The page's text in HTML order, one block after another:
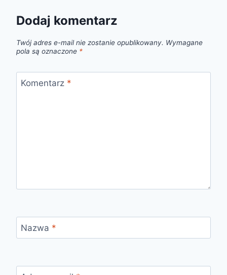
Dodaj komentarz
Twój adres e-mail nie zostanie opublikowany. Wymagane
pola są oznaczone *
Komentarz *
Nazwa *